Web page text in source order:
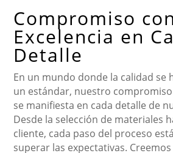
Compromiso
Excelencia en
Detalle
En un mundo donde la calidad se
un estándar, nuestro
se manifiesta en cada detalle de
Desde la selección de materiales
cliente, cada paso del proceso
superar las expectativas.